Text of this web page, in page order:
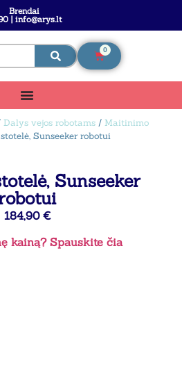
Brendai
| info@arys.lt
0
Dalys vejos robotams / Maitinimo
Sunseeker robotui
Sunseeker
184,90 €
kainą? Spauskite čia